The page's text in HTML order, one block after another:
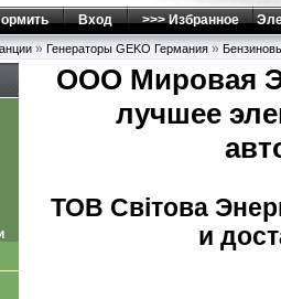
Вход >>> Избранное
» Генераторы GEKO Германия »
ООО Мировая
лучшее
ТОВ Свiтова
и